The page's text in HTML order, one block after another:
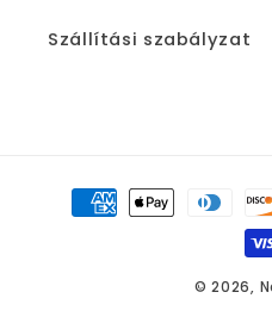
Szállítási szabályzat
Fizetési
módok
© 2026,